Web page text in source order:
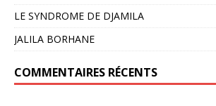
LE SYNDROME DE DJAMILA
JALILA BORHANE
COMMENTAIRES RÉCENTS